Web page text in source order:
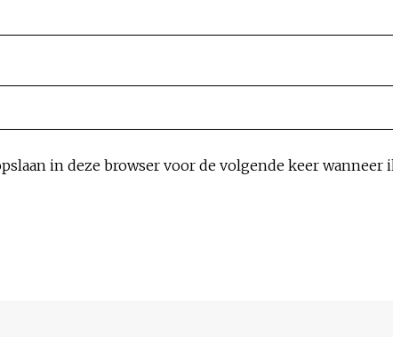
in deze browser voor de volgende keer wanneer